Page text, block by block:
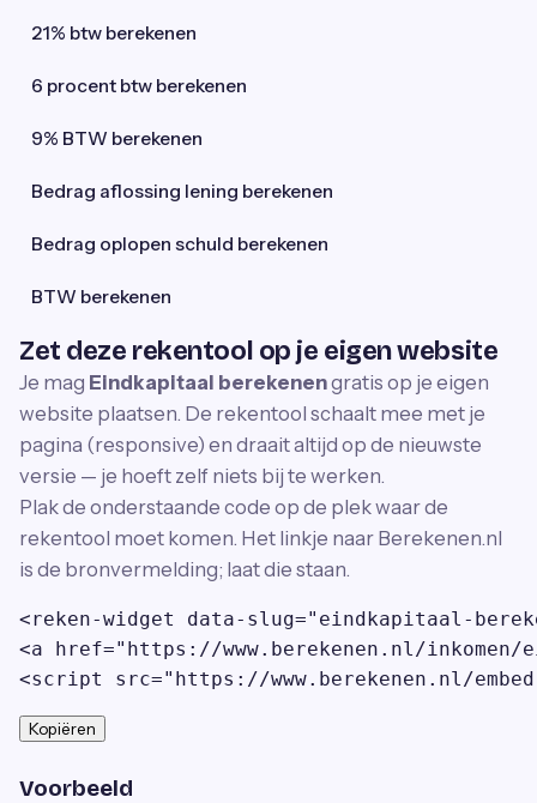
21% btw berekenen
6 procent btw berekenen
9% BTW berekenen
Bedrag aflossing lening berekenen
Bedrag oplopen schuld berekenen
BTW berekenen
Zet deze rekentool op je eigen website
Je mag Eindkapitaal berekenengratis op je eigen
website plaatsen. De rekentool schaalt mee met je
pagina (responsive) en draait altijd op de nieuwste
versie — je hoeft zelf niets bij te werken.
Plak de onderstaande code op de plek waar de
rekentool moet komen. Het linkje naar Berekenen.nl
is de bronvermelding; laat die staan.
<reken-widget data-slug="eindkapitaal-
<a href="https://www.berekenen.nl/inkomen/
<script src="https://www.berekenen.nl/
Kopiëren
Voorbeeld